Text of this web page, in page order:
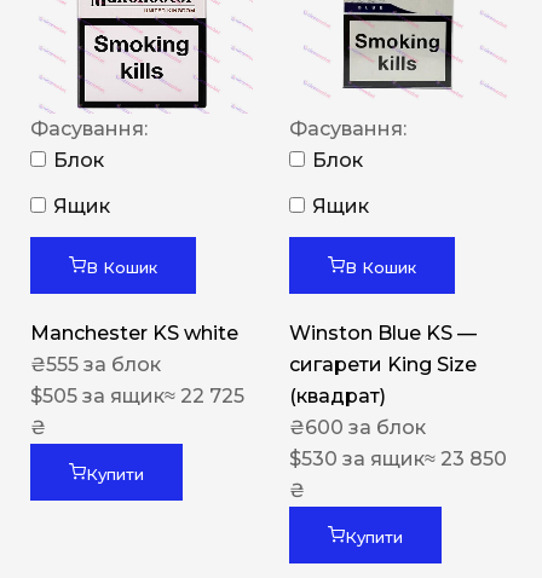
Фасування:
Блок
Ящик
В Кошик
Manchester KS white
₴555 за блок
$505 за ящик≈ 22 725
₴
Купити
Фасування:
Блок
Ящик
В Кошик
Winston Blue KS —
сигарети King Size
(квадрат)
₴600 за блок
$530 за ящик≈ 23 850
₴
Купити